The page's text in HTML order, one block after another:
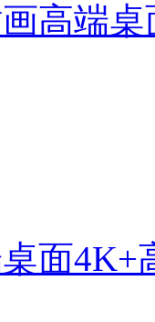
高端
面4K+